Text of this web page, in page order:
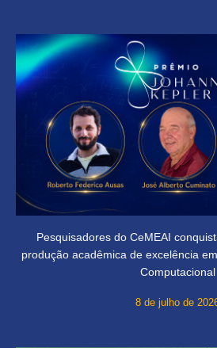
Pesquisadores do CeMEAI
produção acadêmica de excelência
Computacional
8 de julho de